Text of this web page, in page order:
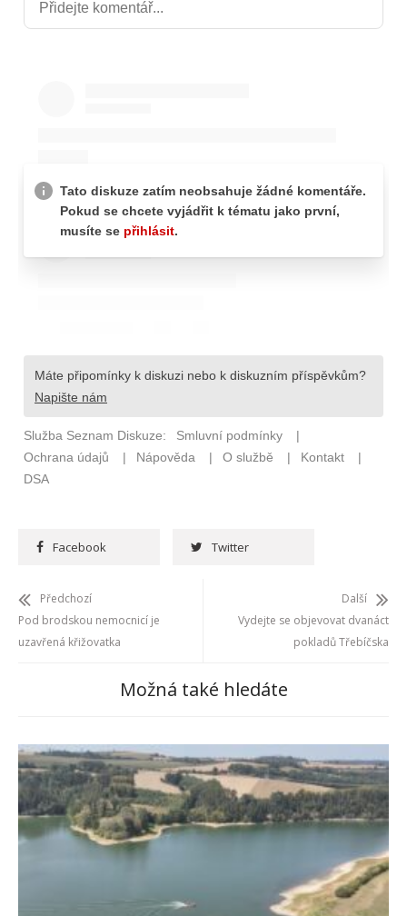
Facebook Twitter
Předchozí
Pod brodskou nemocnicí je
uzavřená křižovatka
Další
Vydejte se objevovat dvanáct
pokladů Třebíčska
Možná také hledáte